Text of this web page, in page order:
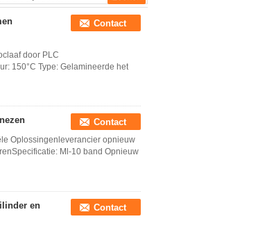
Contact
door PLC
150°C Type: Gelamineerde het
Contact
Oplossingenleverancier opnieuw
Ml-10 band Opnieuw
en
Contact